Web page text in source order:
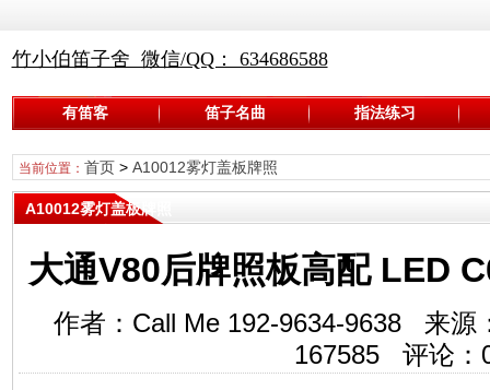
竹小伯笛子舍 微信/QQ： 634686588
有笛客 笛子名曲 指法练习
当前位置： 首页> A10012雾灯盖板牌照
A10012雾灯盖板牌照
大通V80后牌照板高配 LED
作者：Call Me 192-9634-9638 来
167585评论：